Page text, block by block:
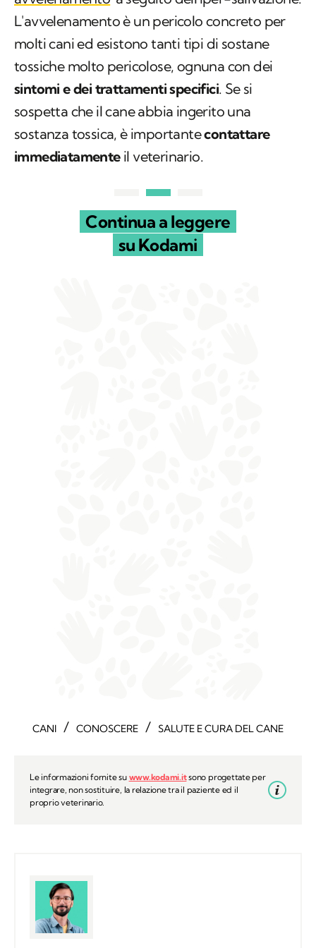
L'avvelenamento è un pericolo concreto per
molti cani ed esistono tanti tipi di sostane
tossiche molto pericolose, ognuna con dei
sintomi e dei trattamenti specifici. Se si
sospetta che il cane abbia ingerito una
sostanza tossica, è importantecontattare
immediatamenteil veterinario.
Continua a leggere
su Kodami
CANI / CONOSCERE / SALUTE E CURA DEL CANE
Le informazioni fornite su www.kodami.itsono progettate per
integrare, non sostituire, la relazione tra il paziente ed il
proprio veterinario.